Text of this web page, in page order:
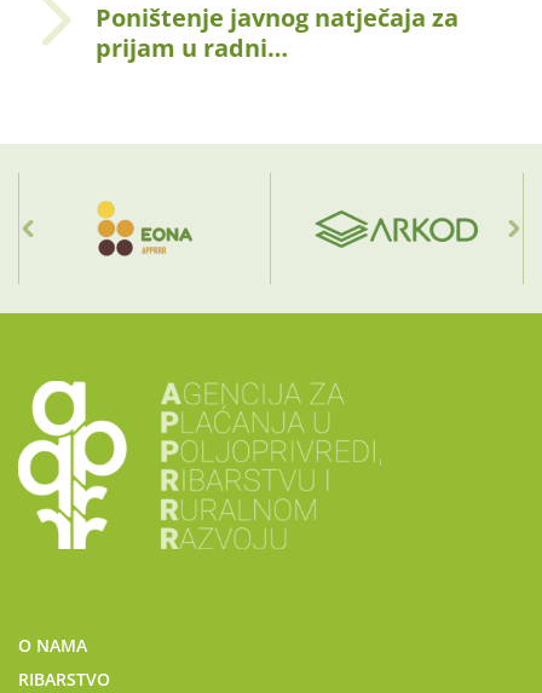
Poništenje javnog natječaja za
prijam u radni…
O NAMA
RIBARSTVO